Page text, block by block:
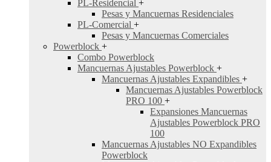
PL-Residencial +
Pesas y Mancuernas Residenciales
PL-Comercial +
Pesas y Mancuernas Comerciales
Powerblock +
Combo Powerblock
Mancuernas Ajustables Powerblock +
Mancuernas Ajustables Expandibles +
Mancuernas Ajustables Powerblock
PRO 100 +
Expansiones Mancuernas
Ajustables Powerblock PRO
100
Mancuernas Ajustables NO Expandibles
Powerblock